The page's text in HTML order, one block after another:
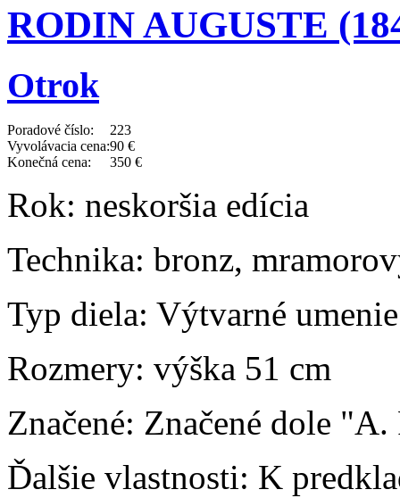
RODIN AUGUSTE
Otrok
Poradové číslo:
223
Vyvolávacia cena:90 €
Konečná cena:
350 €
Rok: neskoršia edícia
Technika: bronz,
Typ diela: Výtvarné umenie
Rozmery: výška 51 cm
Značené: Značené dole
Ďalšie vlastnosti: K